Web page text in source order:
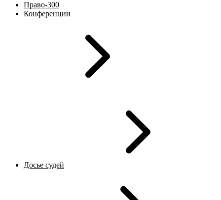
Право-300
Конференции
Досье судей